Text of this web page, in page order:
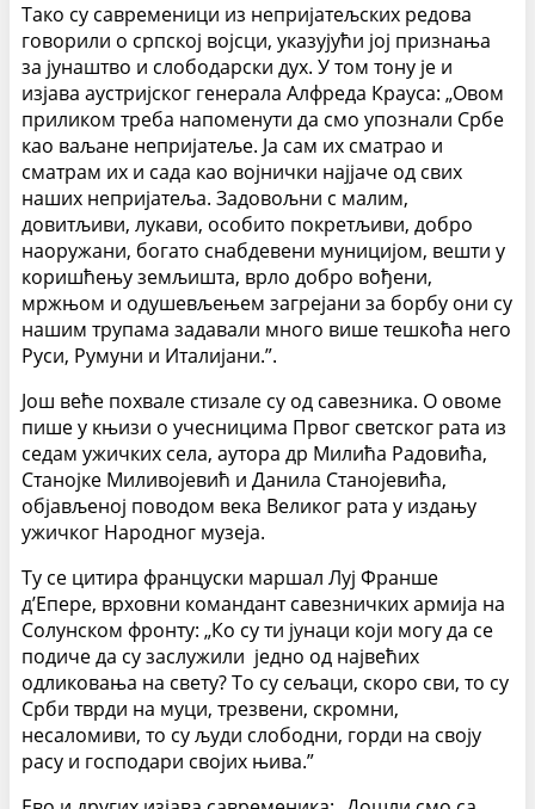
Тако су савременици из непријатељских редова
говорили о српској војсци, указујући јој признања
за јунаштво и слободарски дух. У том тону је и
изјава аустријског генерала Алфреда Крауса: „Овом
приликом треба напоменути да смо упознали Србе
као ваљане непријатеље. Ја сам их сматрао и
сматрам их и сада као војнички најјаче од свих
наших непријатеља. Задовољни с малим,
довитљиви, лукави, особито покретљиви, добро
наоружани, богато снабдевени муницијом, вешти у
коришћењу земљишта, врло добро вођени,
мржњом и одушевљењем загрејани за борбу они су
нашим трупама задавали много више тешкоћа него
Руси, Румуни и Италијани.”.
Још веће похвале стизале су од савезника. О овоме
пише у књизи о учесницима Првог светског рата из
седам ужичких села, аутора др Милића Радовића,
Станојке Миливојевић и Данила Станојевића,
објављеној поводом века Великог рата у издању
ужичког Народног музеја.
Ту се цитира француски маршал Луј Франше
д’Епере, врховни командант савезничких армија на
Солунском фронту: „Ко су ти јунаци који могу да се
подиче да су заслужили једно од највећих
одликовања на свету? То су сељаци, скоро сви, то су
Срби тврди на муци, трезвени, скромни,
несаломиви, то су људи слободни, горди на своју
расу и господари својих њива.”